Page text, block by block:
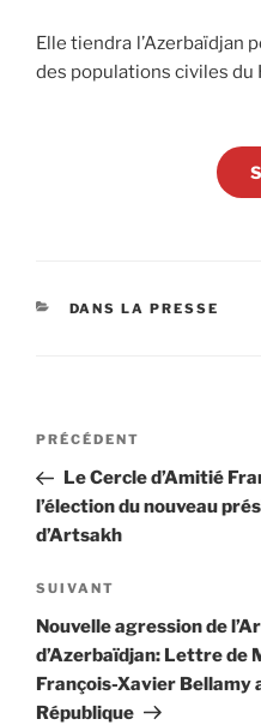
Elle tiendra l’Azerbaïdjan
des populations civiles du
CATÉGORIES
DANS LA PRESSE
Navigation
l’article
Article
précédent
PRÉCÉDENT
Le Cercle d’Amitié
l’élection du nouveau
d’Artsakh
Article
suivant
SUIVANT
Nouvelle agression de
d’Azerbaïdjan: Lettre de
François-Xavier Bellamy
République